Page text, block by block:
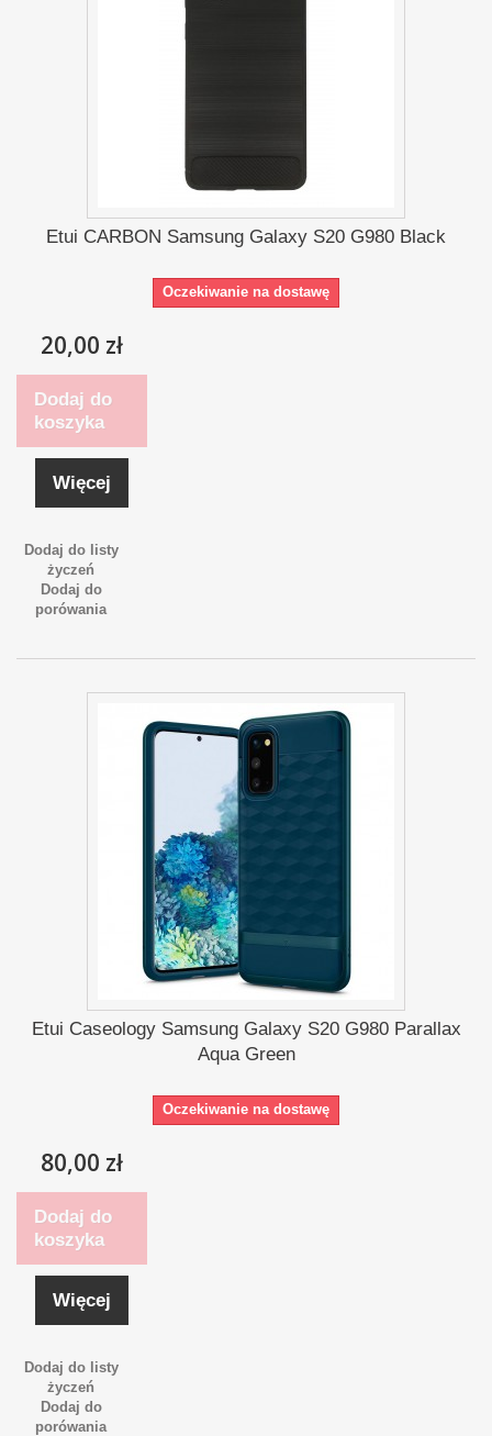
Etui CARBON Samsung Galaxy S20 G980 Black
Oczekiwanie na dostawę
20,00 zł
Dodaj do
koszyka
Więcej
Dodaj do listy
życzeń
Dodaj do
porówania
Etui Caseology Samsung Galaxy S20 G980 Parallax
Aqua Green
Oczekiwanie na dostawę
80,00 zł
Dodaj do
koszyka
Więcej
Dodaj do listy
życzeń
Dodaj do
porówania